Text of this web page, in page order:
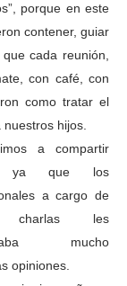
porque en este
contener, guiar
cada reunión,
con café, con
como tratar el
hijos.
a compartir
ya que los
a cargo de
charlas les
mucho
opiniones.